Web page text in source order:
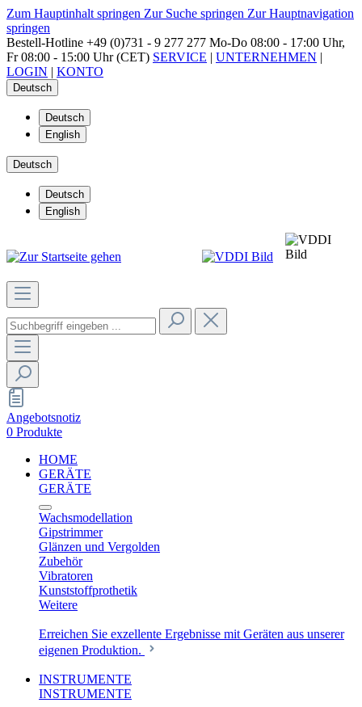
Zum Hauptinhalt springen Zur Suche springen Zur Hauptnavigation
springen
Bestell-Hotline +49 (0)731 - 9 277 277 Mo-Do 08:00 - 17:00 Uhr,
Fr 08:00 - 15:00 Uhr (CET) SERVICE | UNTERNEHMEN |
LOGIN | KONTO
Deutsch
Deutsch
English
Deutsch
Deutsch
English
Angebotsnotiz
0 Produkte
HOME
GERÄTE
GERÄTE
Wachsmodellation
Gipstrimmer
Glänzen und Vergolden
Zubehör
Vibratoren
Kunststoffprothetik
Weitere
Erreichen Sie exzellente Ergebnisse mit Geräten aus unserer
eigenen Produktion.
INSTRUMENTE
INSTRUMENTE